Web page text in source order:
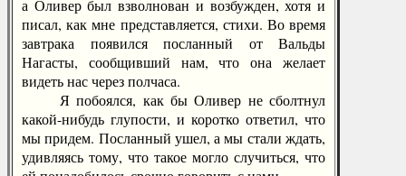
а Оливер был взволнован и возбужден, хотя и
писал, как мне представляется, стихи. Во время
завтрака появился посланный от Вальды
Нагасты, сообщивший нам, что она желает
видеть нас через полчаса.
Я побоялся, как бы Оливер не сболтнул
какой-нибудь глупости, и коротко ответил, что
мы придем. Посланный ушел, а мы стали ждать,
удивляясь тому, что такое могло случиться, что